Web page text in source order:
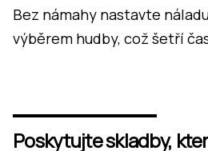
Bez námahy nastavte
výběrem hudby, což šetří
Poskytujte skladby,